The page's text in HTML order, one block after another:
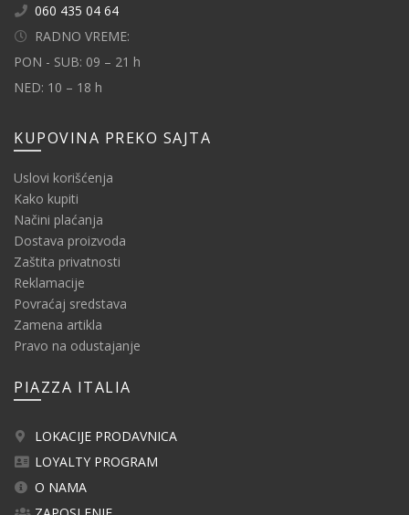
060 435 04 64
RADNO VREME:
PON - SUB: 09 – 21 h
NED: 10 – 18 h
KUPOVINA PREKO SAJTA
Uslovi korišćenja
Kako kupiti
Načini plaćanja
Dostava proizvoda
Zaštita privatnosti
Reklamacije
Povraćaj sredstava
Zamena artikla
Pravo na odustajanje
PIAZZA ITALIA
LOKACIJE PRODAVNICA
LOYALTY PROGRAM
O NAMA